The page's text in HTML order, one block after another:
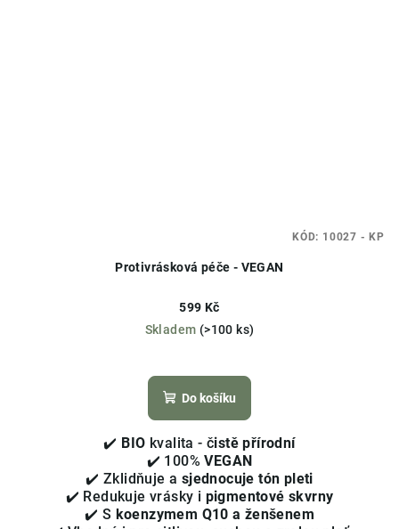
Protivrásková péče - VEGAN
599 Kč
Skladem (>100 ks)
hodnocení
produktu
z
5
hvězdiček.
Do košíku
✔️ BIO kvalita - čistě přírodní
✔️ 100%VEGAN
✔️ Zklidňuje a sjednocuje tón pleti
✔️ Redukuje vrásky i pigmentové skvrny
✔️ S koenzymem Q10 a ženšenem
KÓD: 10027 - KP